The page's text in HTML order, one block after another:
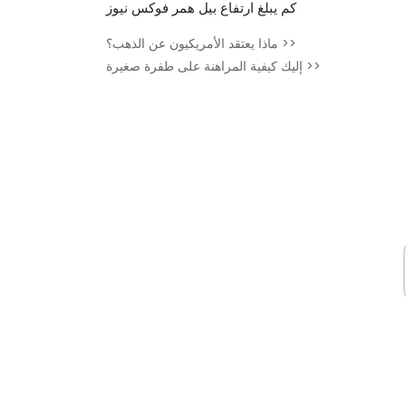
كم يبلغ ارتفاع بيل همر فوكس نيوز
ماذا يعتقد الأمريكيون عن الذهب؟ >>
إليك كيفية المراهنة على طفرة صغيرة >>